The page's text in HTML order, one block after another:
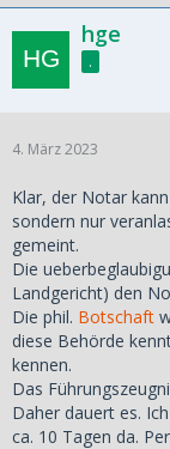
hge
.
4. März 2023
Klar, der Notar
sondern nur
gemeint.
Die
Landgericht) den
Die phil. Botschaft
diese Behörde
kennen.
Das
Daher dauert es.
ca. 10 Tagen da.